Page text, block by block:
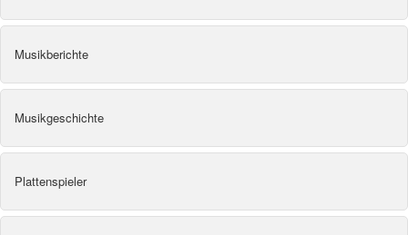
Musikberichte
Musikgeschichte
Plattenspieler